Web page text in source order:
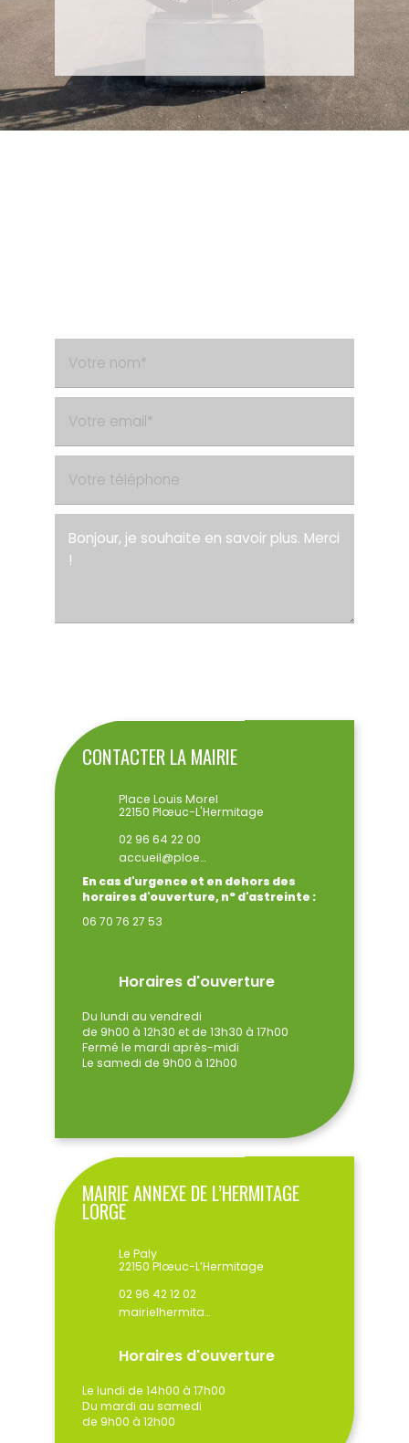
CONTACTER LA MAIRIE
Place Louis Morel
22150 Plœuc-L'Hermitage
02 96 64 22 00
accueil@ploeuclhermitage.bzh
En cas d'urgence et en dehors des
horaires d'ouverture, n° d'astreinte :
06 70 76 27 53
Horaires d'ouverture
Du lundi au vendredi
de 9h00 à 12h30 et de 13h30 à 17h00
Fermé le mardi après-midi
Le samedi de 9h00 à 12h00
MAIRIE ANNEXE DE L’HERMITAGE
LORGE
Le Paly
22150 Plœuc-L’Hermitage
02 96 42 12 02
mairielhermitage@ploeuclhermitage.bzh
Horaires d'ouverture
Le lundi de 14h00 à 17h00
Du mardi au samedi
de 9h00 à 12h00